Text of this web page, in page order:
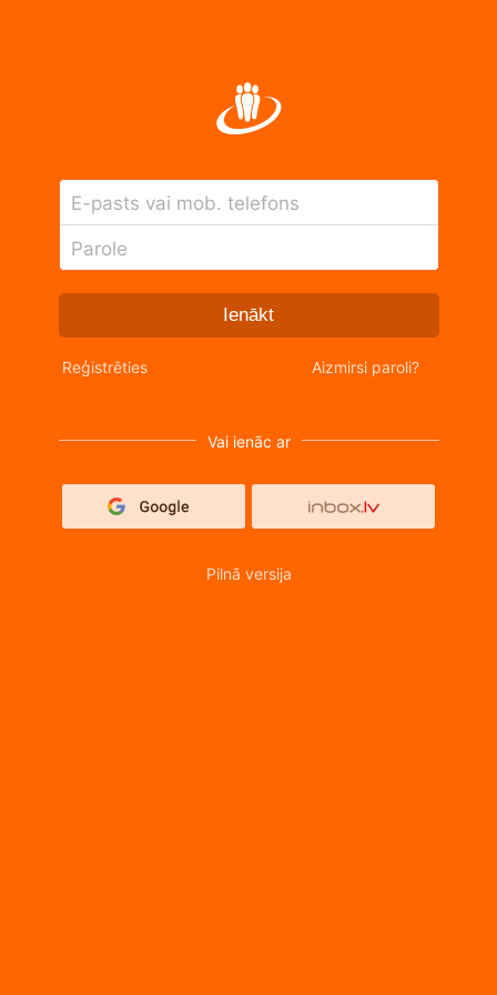
E-pasts vai mob. telefons
Parole
Ienākt
Reģistrēties Aizmirsi paroli?
Vai ienāc ar
Pilnā versija